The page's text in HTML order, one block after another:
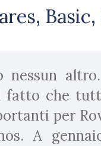
nessun
fatto che
per
A